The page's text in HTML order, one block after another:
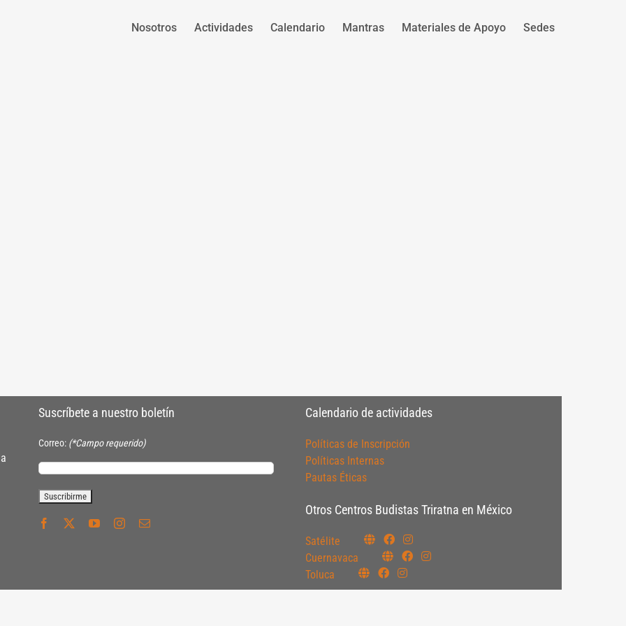
Nosotros Actividades Calendario Mantras Materiales de Apoyo Sedes
Suscríbete a nuestro boletín
Correo: (*Campo requerido)
Calendario de actividades
Políticas de Inscripción
Políticas Internas
Pautas Éticas
Otros Centros Budistas Triratna en México
Satélite
Cuernavaca
Toluca